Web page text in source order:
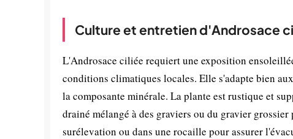
Culture et entretien d'Androsace
L'Androsace ciliée requiert une exposition
conditions climatiques locales. Elle s'adapte bien
la composante minérale. La plante est rustique et
drainé mélangé à des graviers ou du gravier
surélevation ou dans une rocaille pour assurer